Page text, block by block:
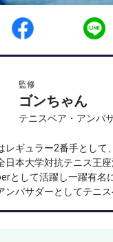
監修
ゴンちゃん
テニスベア・アンバ
レギュラー2番手として
日本大学対抗テニス王座
として活躍し一躍有名
ンバサダーとしてテニス